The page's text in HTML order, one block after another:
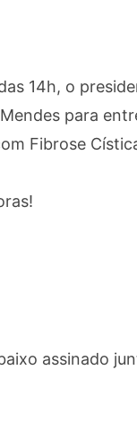
14h, o
para
Fibrose
assinado